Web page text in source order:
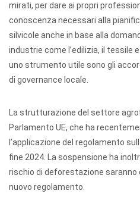
mirati, per dare ai propri
conoscenza necessari alla
silvicole anche in base alla
industrie come l’edilizia, il tessile
uno strumento utile sono gli
di governance locale.
La strutturazione del settore
Parlamento UE, che ha
l’applicazione del regolamento
fine 2024. La sospensione ha
rischio di deforestazione saranno
nuovo regolamento.